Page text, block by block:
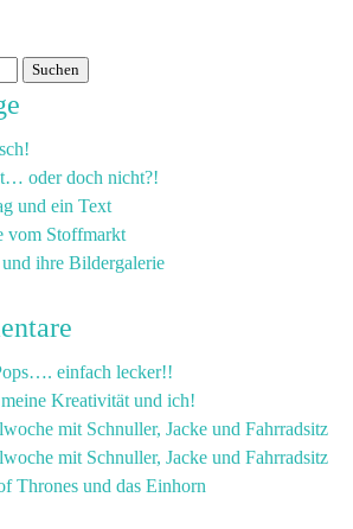
oder doch nicht?!
und ein Text
vom Stoffmarkt
ihre Bildergalerie
einfach lecker!!
Kreativität und ich!
mit Schnuller, Jacke und Fahrradsitz
mit Schnuller, Jacke und Fahrradsitz
Thrones und das Einhorn